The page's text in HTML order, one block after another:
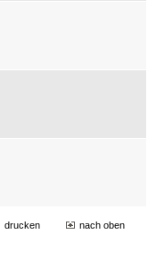
drucken nach oben